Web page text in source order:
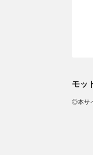
モッ
◎本サ